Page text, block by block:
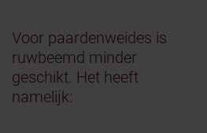
Voor paardenweides is
ruwbeemd minder
geschikt. Het heeft
namelijk: